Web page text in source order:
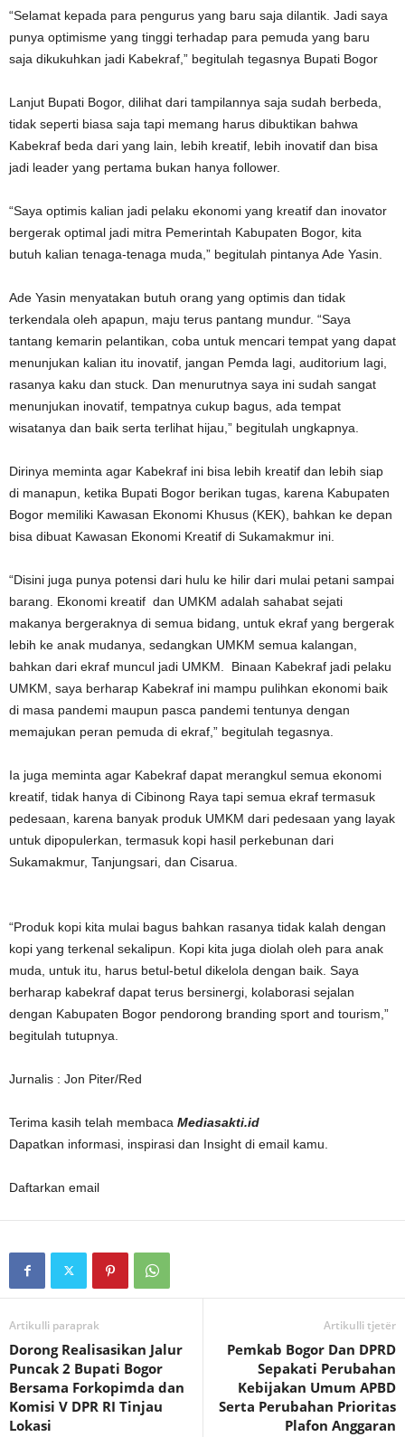
“Selamat kepada para pengurus yang baru saja dilantik. Jadi saya
punya optimisme yang tinggi terhadap para pemuda yang baru
saja dikukuhkan jadi Kabekraf,” begitulah tegasnya Bupati Bogor
Lanjut Bupati Bogor, dilihat dari tampilannya saja sudah berbeda,
tidak seperti biasa saja tapi memang harus dibuktikan bahwa
Kabekraf beda dari yang lain, lebih kreatif, lebih inovatif dan bisa
jadi leader yang pertama bukan hanya follower.
“Saya optimis kalian jadi pelaku ekonomi yang kreatif dan inovator
bergerak optimal jadi mitra Pemerintah Kabupaten Bogor, kita
butuh kalian tenaga-tenaga muda,” begitulah pintanya Ade Yasin.
Ade Yasin menyatakan butuh orang yang optimis dan tidak
terkendala oleh apapun, maju terus pantang mundur. “Saya
tantang kemarin pelantikan, coba untuk mencari tempat yang dapat
menunjukan kalian itu inovatif, jangan Pemda lagi, auditorium lagi,
rasanya kaku dan stuck. Dan menurutnya saya ini sudah sangat
menunjukan inovatif, tempatnya cukup bagus, ada tempat
wisatanya dan baik serta terlihat hijau,” begitulah ungkapnya.
Dirinya meminta agar Kabekraf ini bisa lebih kreatif dan lebih siap
di manapun, ketika Bupati Bogor berikan tugas, karena Kabupaten
Bogor memiliki Kawasan Ekonomi Khusus (KEK), bahkan ke depan
bisa dibuat Kawasan Ekonomi Kreatif di Sukamakmur ini.
“Disini juga punya potensi dari hulu ke hilir dari mulai petani sampai
barang. Ekonomi kreatif dan UMKM adalah sahabat sejati
makanya bergeraknya di semua bidang, untuk ekraf yang bergerak
lebih ke anak mudanya, sedangkan UMKM semua kalangan,
bahkan dari ekraf muncul jadi UMKM. Binaan Kabekraf jadi pelaku
UMKM, saya berharap Kabekraf ini mampu pulihkan ekonomi baik
di masa pandemi maupun pasca pandemi tentunya dengan
memajukan peran pemuda di ekraf,” begitulah tegasnya.
Ia juga meminta agar Kabekraf dapat merangkul semua ekonomi
kreatif, tidak hanya di Cibinong Raya tapi semua ekraf termasuk
pedesaan, karena banyak produk UMKM dari pedesaan yang layak
untuk dipopulerkan, termasuk kopi hasil perkebunan dari
Sukamakmur, Tanjungsari, dan Cisarua.
“Produk kopi kita mulai bagus bahkan rasanya tidak kalah dengan
kopi yang terkenal sekalipun. Kopi kita juga diolah oleh para anak
muda, untuk itu, harus betul-betul dikelola dengan baik. Saya
berharap kabekraf dapat terus bersinergi, kolaborasi sejalan
dengan Kabupaten Bogor pendorong branding sport and tourism,”
begitulah tutupnya.
Jurnalis : Jon Piter/Red
Terima kasih telah membaca Mediasakti.id
Dapatkan informasi, inspirasi dan Insight di email kamu.
Daftarkan email
Artikulli paraprak
Dorong Realisasikan Jalur
Puncak 2 Bupati Bogor
Bersama Forkopimda dan
Komisi V DPR RI Tinjau
Lokasi
Artikulli tjetër
Pemkab Bogor Dan DPRD
Sepakati Perubahan
Kebijakan Umum APBD
Serta Perubahan Prioritas
Plafon Anggaran